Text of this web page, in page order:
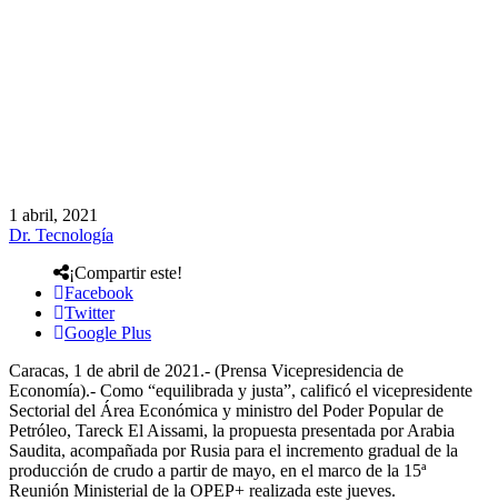
1 abril, 2021
Dr. Tecnología
¡Compartir este!
Facebook
Twitter
Google Plus
Caracas, 1 de abril de 2021.- (Prensa Vicepresidencia de
Economía).- Como “equilibrada y justa”, calificó el vicepresidente
Sectorial del Área Económica y ministro del Poder Popular de
Petróleo, Tareck El Aissami, la propuesta presentada por Arabia
Saudita, acompañada por Rusia para el incremento gradual de la
producción de crudo a partir de mayo, en el marco de la 15ª
Reunión Ministerial de la OPEP+ realizada este jueves.